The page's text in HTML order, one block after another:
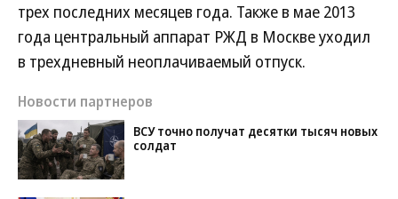
трех последних месяцев года. Также в мае 2013
года центральный аппарат РЖД в Москве уходил
в трехдневный неоплачиваемый отпуск.
Новости партнеров
ВСУ точно получат десятки тысяч новых
солдат